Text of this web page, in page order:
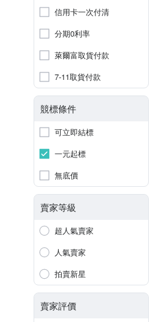
信用卡一次付清
分期0利率
萊爾富取貨付款
7-11取貨付款
競標條件
可立即結標
一元起標
無底價
賣家等級
超人氣賣家
人氣賣家
拍賣新星
賣家評價